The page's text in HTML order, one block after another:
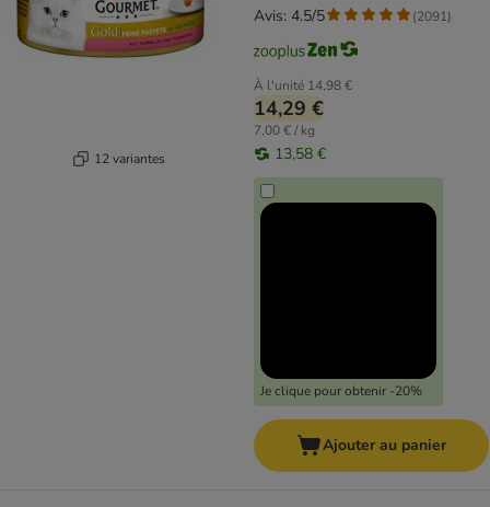
12 variantes
À l'unité 14,98 €
14,29 €
7,00 € / kg
13,58 €
Je clique pour obtenir -20%
Avis: 4.5/5 (2091)
Ajouter au panier